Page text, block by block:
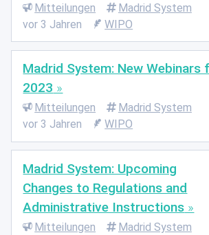
Mitteilungen
Madrid System
vor 3 Jahren
WIPO
Madrid System: New Webinars
2023
Mitteilungen
Madrid System
vor 3 Jahren
WIPO
Madrid System: Upcoming
Changes to Regulations and
Administrative Instructions
Mitteilungen
Madrid System